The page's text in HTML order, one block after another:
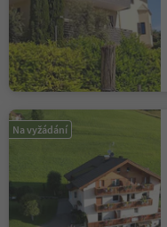
Na vyžádání